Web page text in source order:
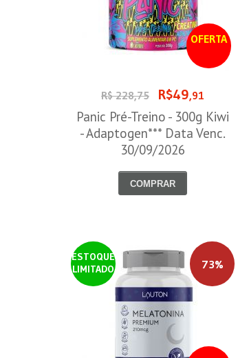
OFERTA
R$ 228,75 R$49,91
Panic Pré-Treino - 300g Kiwi
- Adaptogen*** Data Venc.
30/09/2026
COMPRAR
ESTOQUE
LIMITADO
73%